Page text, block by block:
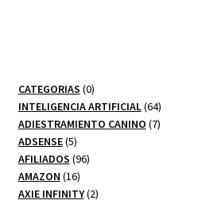
CATEGORIAS 00
productos
INTELIGENCIA ARTIFICIAL 6464
ADIESTRAMIENTO CANINO 77
ADSENSE 55
productos
AFILIADOS 9696
AMAZON 1616
productos
AXIE INFINITY 22